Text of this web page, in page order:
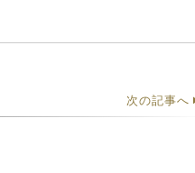
次の記事へ